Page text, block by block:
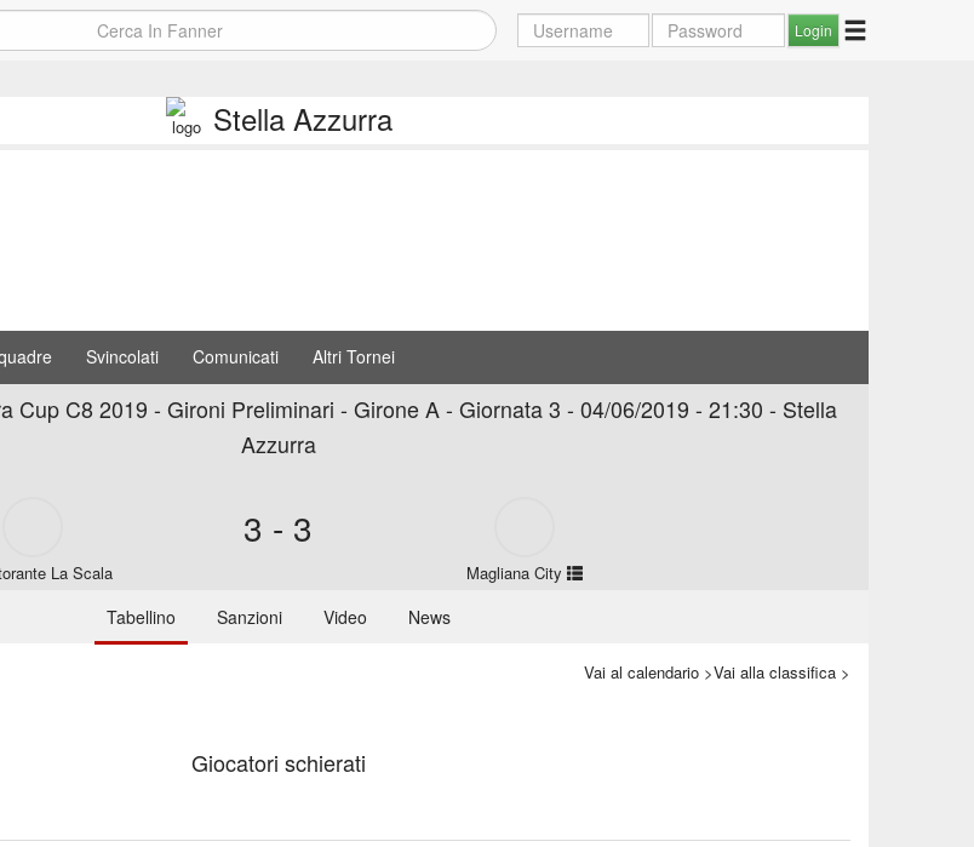
Stella Azzurra
Svincolati Comunicati Altri Tornei
Cup C8 2019 - Gironi Preliminari - Girone A - Giornata 3 - 04/06/2019 - 21:30 - Stella
Azzurra
La Scala
3 - 3
Magliana City
Tabellino Sanzioni Video News
Vai al calendario >Vai alla classifica >
Giocatori schierati